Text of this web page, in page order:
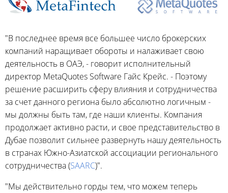
"В последнее время все большее число брокерских
компаний наращивает обороты и налаживает свою
деятельность в ОАЭ, - говорит исполнительный
директор MetaQuotes Software Гайс Крейс. - Поэтому
решение расширить сферу влияния и сотрудничества
за счет данного региона было абсолютно логичным -
мы должны быть там, где наши клиенты. Компания
продолжает активно расти, и свое представительство в
Дубае позволит сильнее развернуть нашу деятельность
в странах Южно-Азиатской ассоциации регионального
сотрудничества (SAARC)".
"Мы действительно горды тем, что можем теперь